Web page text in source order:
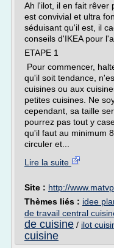
Ah l'ilot, il en fait rêver
est convivial et ultra
séduisant qu'il est, il
conseils d'IKEA pour
ETAPE 1
Pour commencer,
qu'il soit tendance,
cuisines ou aux
petites cuisines. Ne
cependant, sa taille
pourrez pas tout y
qu'il faut au minimum
circuler et...
Lire la suite
Site : http://
Thèmes liés : idee
de travail central
de cuisine / ilot
cuisine